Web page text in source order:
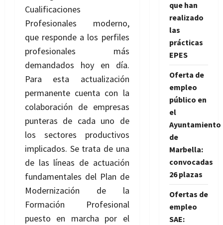
Cualificaciones
Profesionales moderno,
que responde a los perfiles
profesionales más
demandados hoy en día.
Para esta actualización
permanente cuenta con la
colaboración de empresas
punteras de cada uno de
los sectores productivos
implicados. Se trata de una
de las líneas de actuación
fundamentales del Plan de
Modernización de la
Formación Profesional
puesto en marcha por el
que han
realizado
las
prácticas
EPES
Oferta de
empleo
público en
el
Ayuntamiento
de
Marbella:
convocadas
26 plazas
Ofertas de
empleo
SAE: